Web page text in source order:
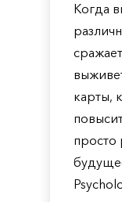
Когда
карты,
просто